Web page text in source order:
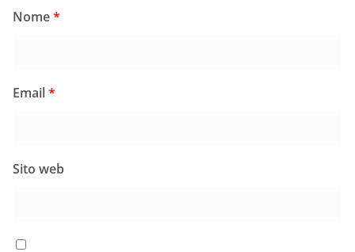
Nome*
Email*
Sito web